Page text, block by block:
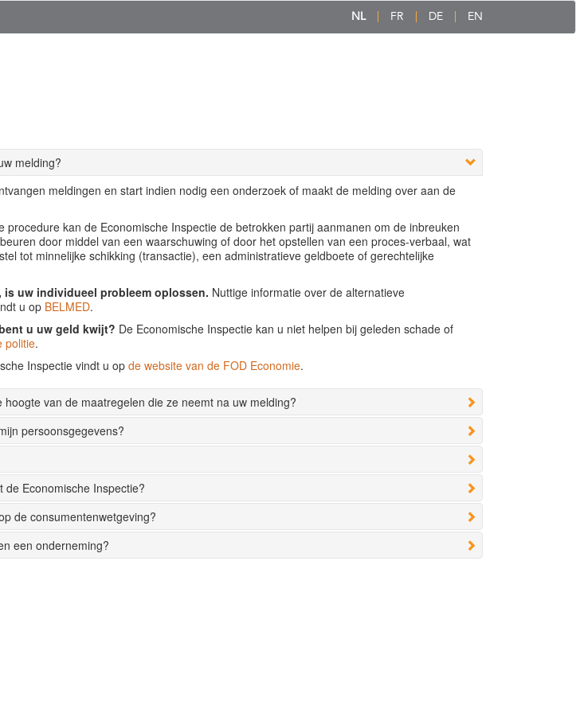
NL FR DE EN
melding?
meldingen en start indien nodig een onderzoek of maakt de melding over aan de
procedure kan de Economische Inspectie de betrokken partij aanmanen om de inbreuken
door middel van een waarschuwing of door het opstellen van een proces-verbaal, wat
tot minnelijke schikking (transactie), een administratieve geldboete of gerechtelijke
uw individueel probleem oplossen. Nuttige informatie over de alternatieve
u op BELMED.
u uw geld kwijt? De Economische Inspectie kan u niet helpen bij geleden schade of
politie.
Inspectie vindt u op de website van de FOD Economie.
van de maatregelen die ze neemt na uw melding?
persoonsgegevens?
Economische Inspectie?
de consumentenwetgeving?
een onderneming?